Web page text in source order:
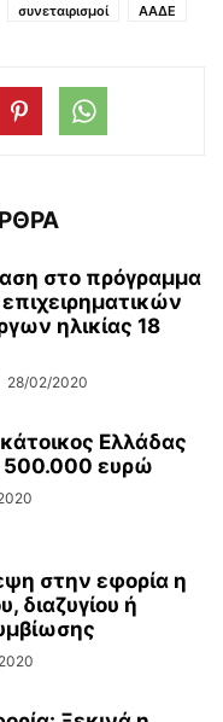
συνεταιρισμοί ΑΑΔΕ
στο πρόγραμμα
ηλικίας 18
28/02/2020
Ελλάδας
500.000 ευρώ
στην εφορία η
διαζυγίου ή